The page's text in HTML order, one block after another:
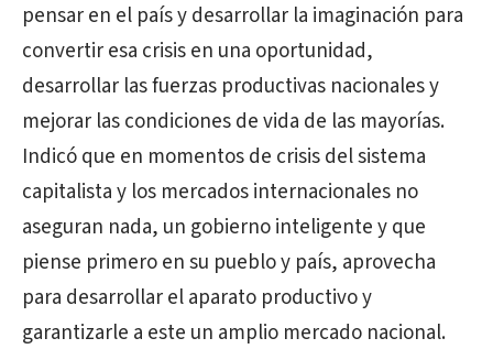
pensar en el país y desarrollar la imaginación para
convertir esa crisis en una oportunidad,
desarrollar las fuerzas productivas nacionales y
mejorar las condiciones de vida de las mayorías.
Indicó que en momentos de crisis del sistema
capitalista y los mercados internacionales no
aseguran nada, un gobierno inteligente y que
piense primero en su pueblo y país, aprovecha
para desarrollar el aparato productivo y
garantizarle a este un amplio mercado nacional.